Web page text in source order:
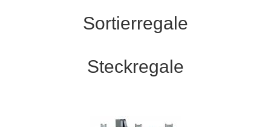
Sortierregale
Steckregale